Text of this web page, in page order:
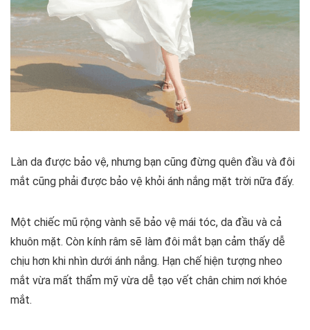
Làn da được bảo vệ, nhưng bạn cũng đừng quên đầu và đôi
mắt cũng phải được bảo vệ khỏi ánh nắng mặt trời nữa đấy.
Một chiếc mũ rộng vành sẽ bảo vệ mái tóc, da đầu và cả
khuôn mặt. Còn kính râm sẽ làm đôi mắt bạn cảm thấy dễ
chịu hơn khi nhìn dưới ánh nắng. Hạn chế hiện tượng nheo
mắt vừa mất thẩm mỹ vừa dễ tạo vết chân chim nơi khóe
mắt.